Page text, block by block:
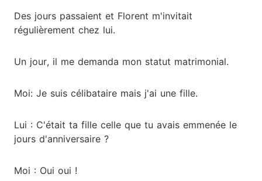
Des jours passaient et Florent m'invitait
régulièrement chez lui.
Un jour, il me demanda mon statut matrimonial.
Moi: Je suis célibataire mais j'ai une fille.
Lui : C'était ta fille celle que tu avais emmenée le
jours d'anniversaire ?
Moi : Oui oui !